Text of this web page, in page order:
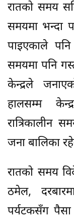
रातको समय
समयमा भन्दा
पाइएकाले
समयमा पनि
केन्द्रले
हालसम्म
रात्रिकालीन
जना बालिका
रातको समय
ठमेल,
पर्यटकसँग पैसा